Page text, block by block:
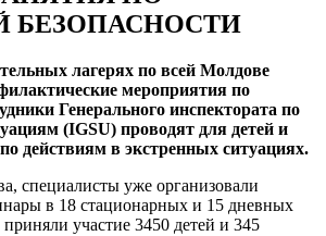
БЕЗОПАСНОСТИ
лагерях по всей Молдове
мероприятия по
Генерального инспектората по
(IGSU) проводят для детей и
действиям в экстренных ситуациях.
специалисты уже организовали
в 18 стационарных и 15 дневных
участие 3450 детей и 345